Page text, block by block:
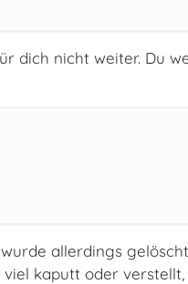
dich nicht weiter. Du
allerdings
kaputt oder